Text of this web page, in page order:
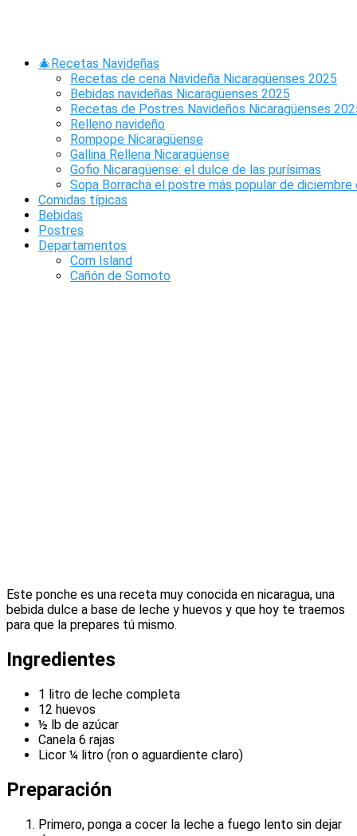
🎄Recetas Navideñas
Recetas de cena Navideña Nicaragüenses 2025
Bebidas navideñas Nicaragüenses 2025
Recetas de Postres Navideños Nicaragüenses
Relleno navideño
Rompope Nicaragüense
Gallina Rellena Nicaragüense
Gofio Nicaragüense: el dulce de las purísimas
Sopa Borracha el postre más popular de diciembre
Comidas típicas
Bebidas
Postres
Departamentos
Corn Island
Cañón de Somoto
Ponche tradicional
Nicaragüense
Este ponche es una receta muy conocida en nicaragua, una
bebida dulce a base de leche y huevos y que hoy te traemos
para que la prepares tú mismo.
Ingredientes
1 litro de leche completa
12 huevos
½ lb de azúcar
Canela 6 rajas
Licor ¼ litro (ron o aguardiente claro)
Preparación
Primero, ponga a cocer la leche a fuego lento sin dejar